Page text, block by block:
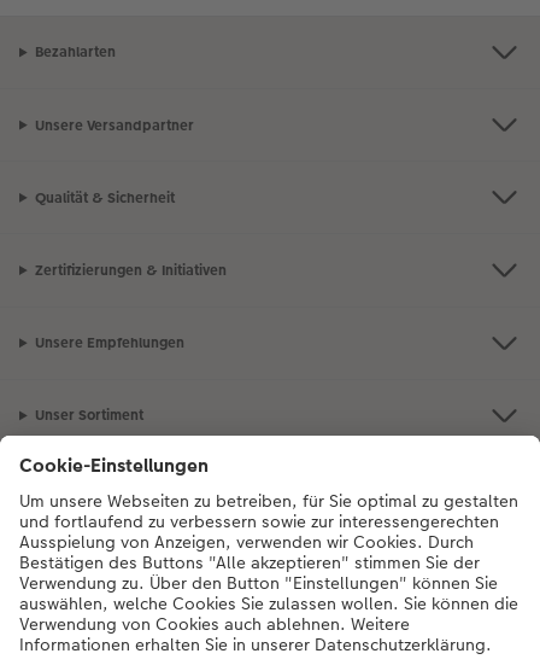
Bezahlarten
Unsere Versandpartner
Qualität & Sicherheit
Zertifizierungen & Initiativen
Unsere Empfehlungen
Unser Sortiment
Mehr zum CEWE Fotoservice